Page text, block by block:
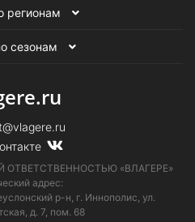
регионам
сезонам
«ВЛАГЕРЕ»
адрес:
р-н, г. Иннополис, ул.
д. 7, пом. 68